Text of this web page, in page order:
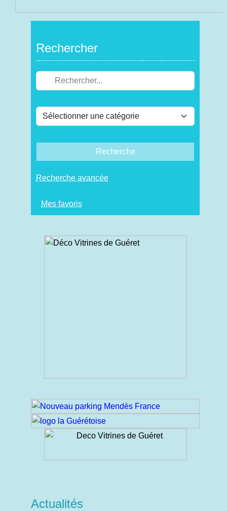
Rechercher
Recherche
Recherche avancée
Mes favoris
Actualités